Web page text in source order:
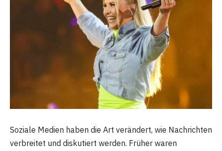
Soziale Medien haben die Art verändert, wie Nachrichten
verbreitet und diskutiert werden. Früher waren